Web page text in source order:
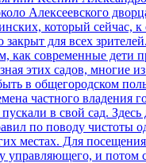
Алексеевского
который сейчас,
закрыт для всех
как современные дети
этих садов, многие
в общегородском
частного владения
в свой сад.
по поводу чистоты
местах. Для
у управляющего, и потом